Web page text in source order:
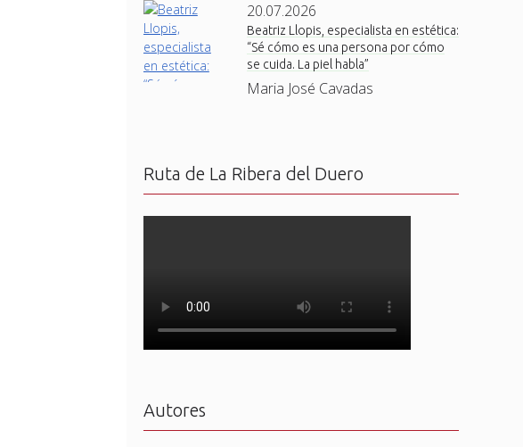
20.07.2026
Beatriz Llopis, especialista en estética:
“Sé cómo es una persona por cómo
se cuida. La piel habla”
Maria José Cavadas
Ruta de La Ribera del Duero
Autores